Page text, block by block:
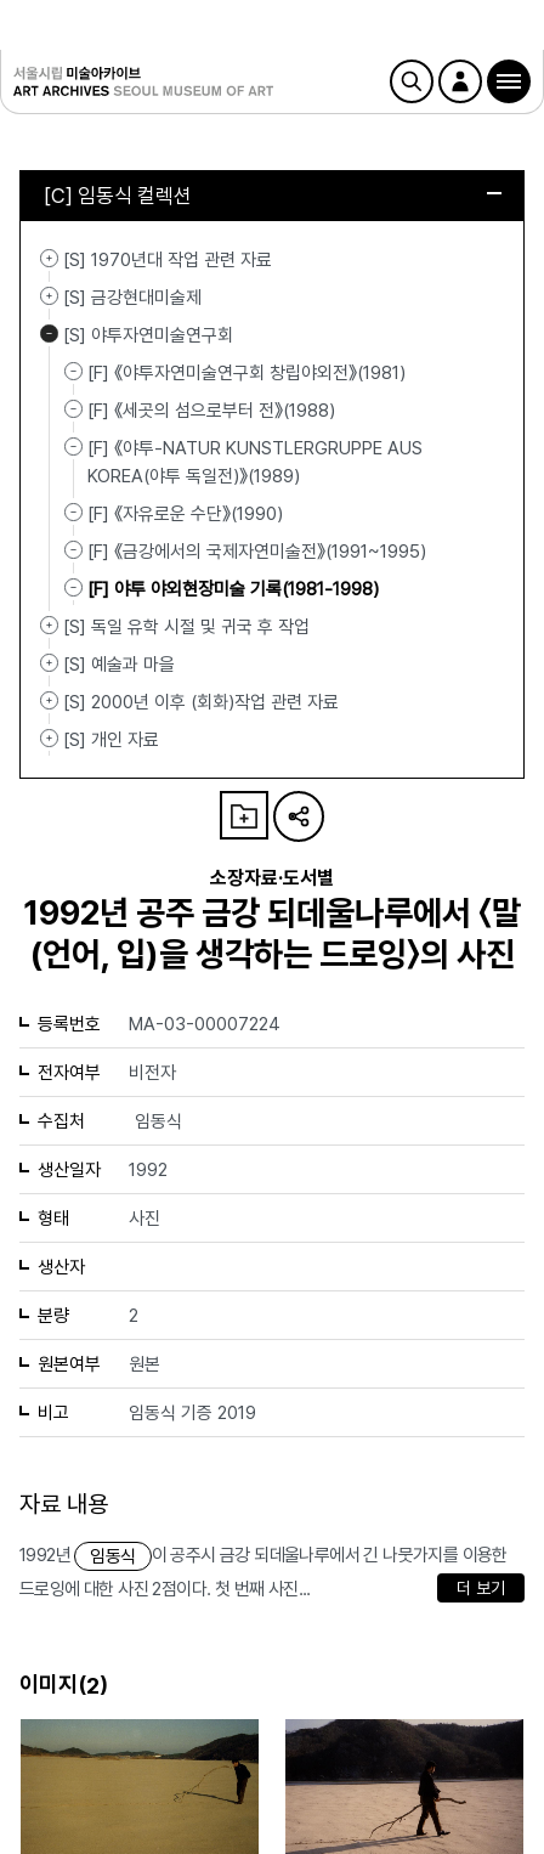
[C] 임동식 컬렉션
[S] 1970년대 작업 관련 자료
[S] 금강현대미술제
[S] 야투자연미술연구회
[F] 《야투자연미술연구회 창립야외전》(1981)
[F] 《세곳의 섬으로부터 전》(1988)
[F] 《야투-NATUR KUNSTLERGRUPPE AUS
KOREA(야투 독일전)》(1989)
[F] 《자유로운 수단》(1990)
[F] 《금강에서의 국제자연미술전》(1991~1995)
[F] 야투 야외현장미술 기록(1981-1998)
[S] 독일 유학 시절 및 귀국 후 작업
[S] 예술과 마을
[S] 2000년 이후 (회화)작업 관련 자료
[S] 개인 자료
소장자료·도서별
1992년 공주 금강 되데울나루에서 〈말
(언어, 입)을 생각하는 드로잉〉의 사진
등록번호 MA-03-00007224
전자여부 비전자
수집처 임동식
생산일자 1992
형태 사진
생산자
분량 2
원본여부 원본
비고 임동식 기증 2019
자료 내용
1992년 임동식
이 공주시 금강 되데울나루에서 긴 나뭇가지를 이용한
드로잉에 대한 사진 2점이다. 첫 번째 사진...
더 보기
이미지(2)